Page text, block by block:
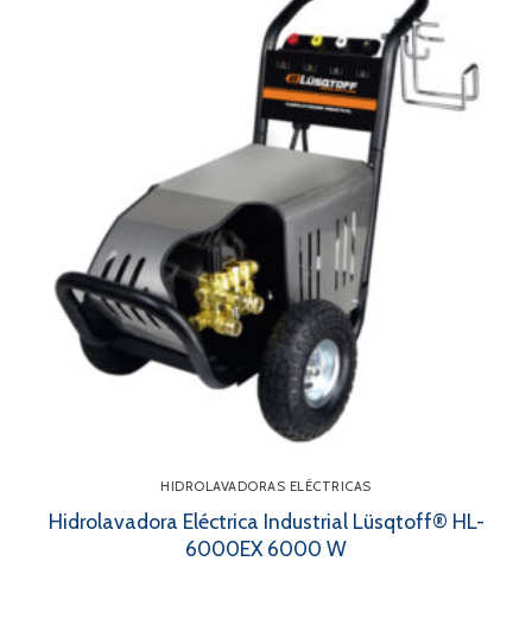
HIDROLAVADORAS ELÉCTRICAS
Hidrolavadora Eléctrica Industrial Lüsqtoff® HL-
6000EX 6000 W